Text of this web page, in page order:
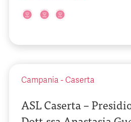
Campania - Caserta
ASL Caserta –